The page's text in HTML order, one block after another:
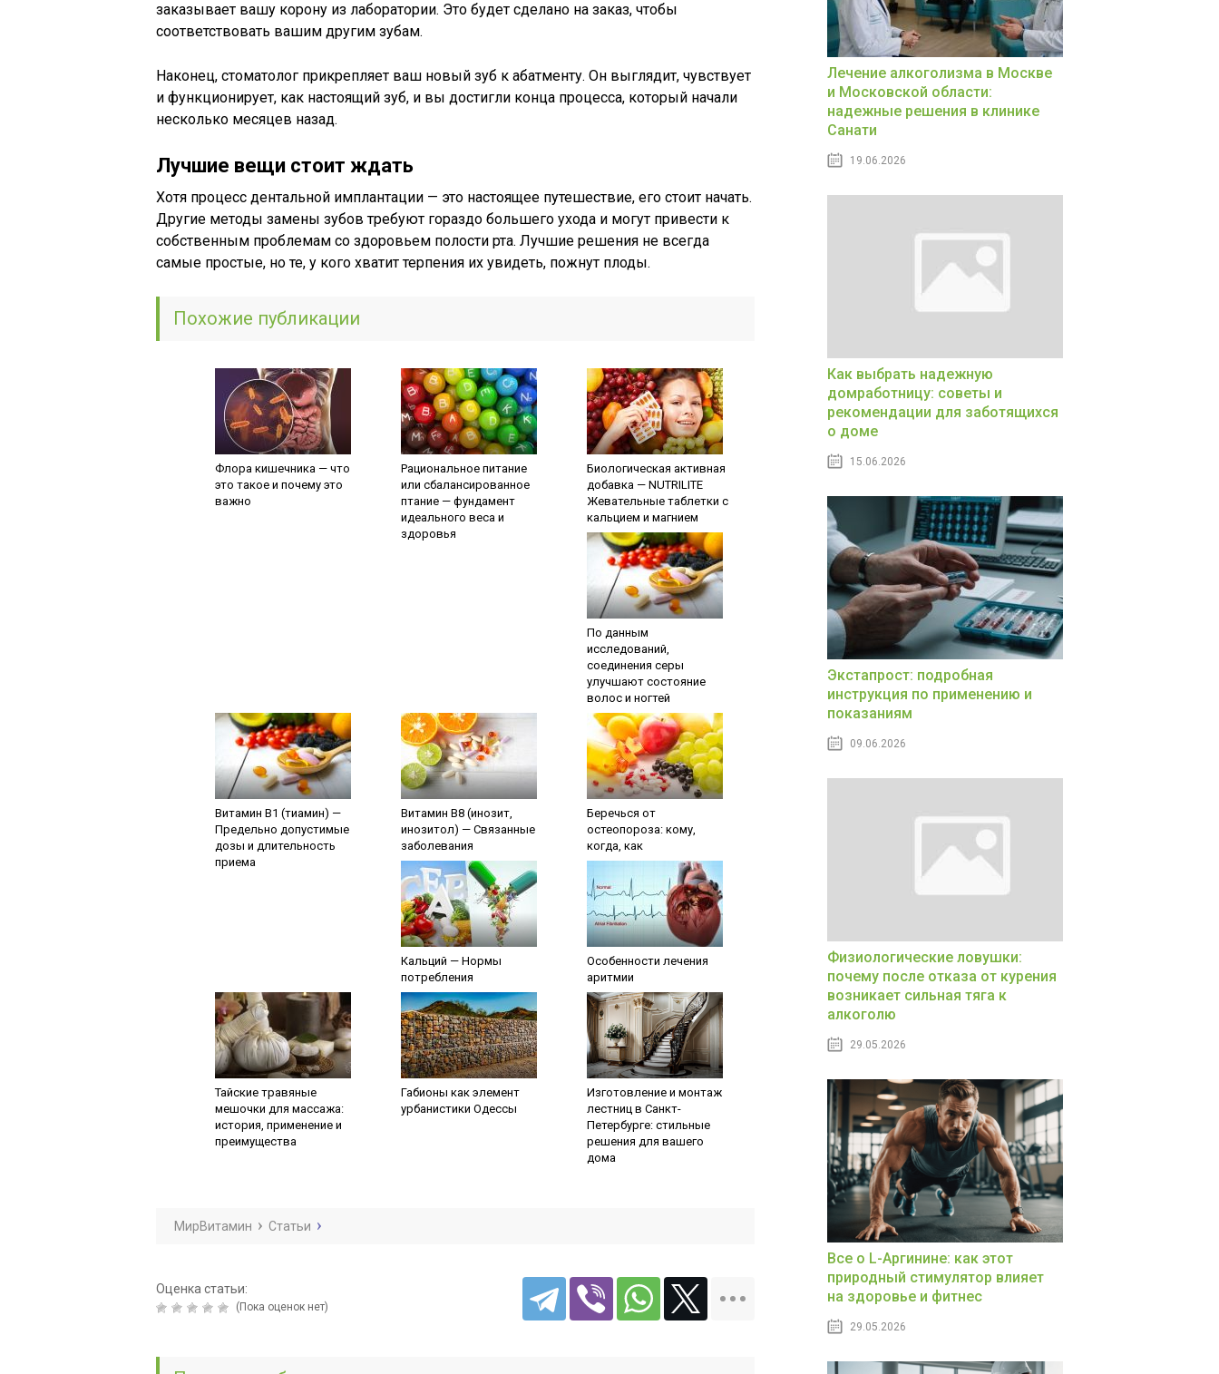
заказывает вашу корону из лаборатории. Это будет сделано на заказ, чтобы
соответствовать вашим другим зубам.
Наконец, стоматолог прикрепляет ваш новый зуб к абатменту. Он выглядит, чувствует
и функционирует, как настоящий зуб, и вы достигли конца процесса, который начали
несколько месяцев назад.
Лучшие вещи стоит ждать
Хотя процесс дентальной имплантации — это настоящее путешествие, его стоит начать.
Другие методы замены зубов требуют гораздо большего ухода и могут привести к
собственным проблемам со здоровьем полости рта. Лучшие решения не всегда
самые простые, но те, у кого хватит терпения их увидеть, пожнут плоды.
Похожие публикации
Флора кишечника — что
это такое и почему это
важно
Рациональное питание
или сбалансированное
птание — фундамент
идеального веса и
здоровья
Биологическая активная
добавка — NUTRILITE
Жевательные таблетки с
кальцием и магнием
По данным
исследований,
соединения серы
улучшают состояние
волос и ногтей
Витамин В1 (тиамин) —
Предельно допустимые
дозы и длительность
приема
Витамин В8 (инозит,
инозитол) — Связанные
заболевания
Беречься от
остеопороза: кому,
когда, как
Кальций — Нормы
потребления
Особенности лечения
аритмии
Тайские травяные
мешочки для массажа:
история, применение и
преимущества
Габионы как элемент
урбанистики Одессы
Изготовление и монтаж
лестниц в Санкт-
Петербурге: стильные
решения для вашего
дома
МирВитамин Статьи
Оценка статьи:
(Пока оценок нет)
Лечение алкоголизма в Москве
и Московской области:
надежные решения в клинике
Санати
19.06.2026
Как выбрать надежную
домработницу: советы и
рекомендации для заботящихся
о доме
15.06.2026
Экстапрост: подробная
инструкция по применению и
показаниям
09.06.2026
Физиологические ловушки:
почему после отказа от курения
возникает сильная тяга к
алкоголю
29.05.2026
Все о L-Аргинине: как этот
природный стимулятор влияет
на здоровье и фитнес
29.05.2026